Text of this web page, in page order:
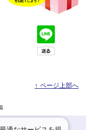
↑ ページ上部へ
ーポリシー